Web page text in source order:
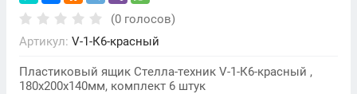
(0 голосов)
Артикул: V-1-К6-красный
Пластиковый ящик Стелла-техник V-1-К6-красный ,
180х200х140мм, комплект 6 штук